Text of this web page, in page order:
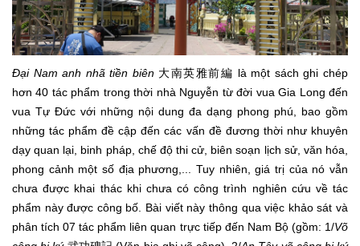
Đại Nam anh nhã tiền biên大南英雅前編 là một sách ghi chép
hơn 40 tác phẩm trong thời nhà Nguyễn từ đời vua Gia Long đến
vua Tự Đức với những nội dung đa dạng phong phú, bao gồm
những tác phẩm đề cập đến các vấn đề đương thời như khuyên
dạy quan lại, binh pháp, chế độ thi cử, biên soạn lịch sử, văn hóa,
phong cảnh một số địa phương,... Tuy nhiên, giá trị của nó vẫn
chưa được khai thác khi chưa có công trình nghiên cứu về tác
phẩm này được công bố. Bài viết này thông qua việc khảo sát và
phân tích 07 tác phẩm liên quan trực tiếp đến Nam Bộ (gồm: 1/Võ